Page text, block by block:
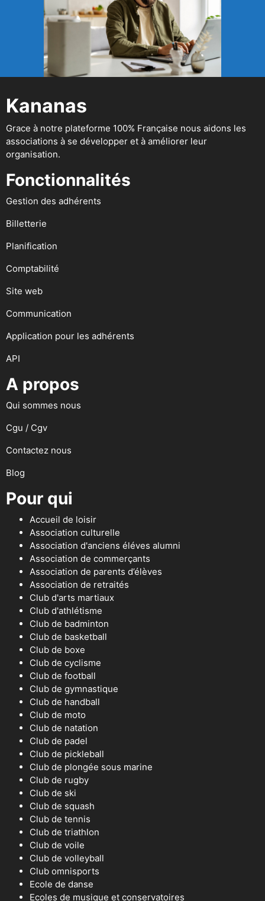
Kananas
Grace à notre plateforme 100% Française nous aidons les
associations à se développer et à améliorer leur
organisation.
Fonctionnalités
Gestion des adhérents
Billetterie
Planification
Comptabilité
Site web
Communication
Application pour les adhérents
API
A propos
Qui sommes nous
Cgu / Cgv
Contactez nous
Blog
Pour qui
Accueil de loisir
Association culturelle
Association d'anciens éléves alumni
Association de commerçants
Association de parents d’élèves
Association de retraités
Club d'arts martiaux
Club d'athlétisme
Club de badminton
Club de basketball
Club de boxe
Club de cyclisme
Club de football
Club de gymnastique
Club de handball
Club de moto
Club de natation
Club de padel
Club de pickleball
Club de plongée sous marine
Club de rugby
Club de ski
Club de squash
Club de tennis
Club de triathlon
Club de voile
Club de volleyball
Club omnisports
Ecole de danse
Ecoles de musique et conservatoires